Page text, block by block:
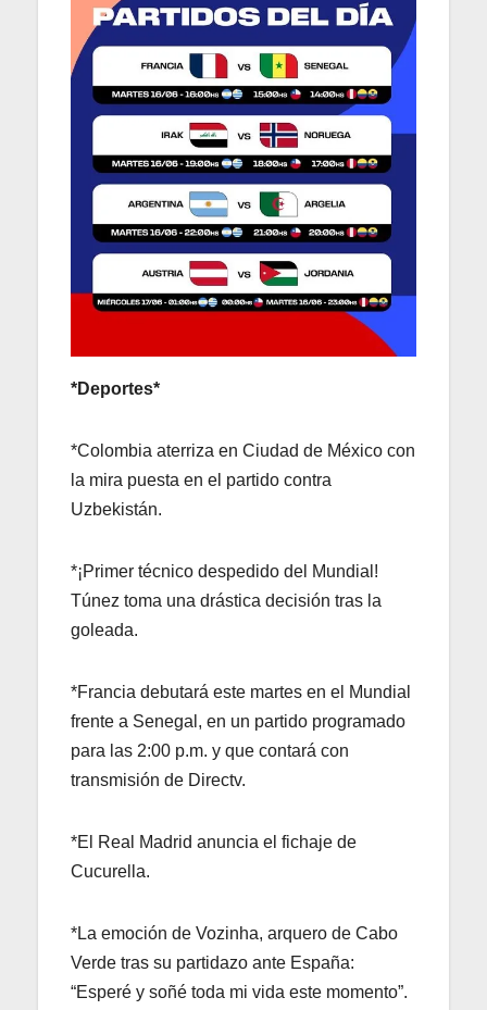
*Deportes*
*Colombia aterriza en Ciudad de México con
la mira puesta en el partido contra
Uzbekistán.
*¡Primer técnico despedido del Mundial!
Túnez toma una drástica decisión tras la
goleada.
*Francia debutará este martes en el Mundial
frente a Senegal, en un partido programado
para las 2:00 p.m. y que contará con
transmisión de Directv.
*El Real Madrid anuncia el fichaje de
Cucurella.
*La emoción de Vozinha, arquero de Cabo
Verde tras su partidazo ante España:
“Esperé y soñé toda mi vida este momento”.